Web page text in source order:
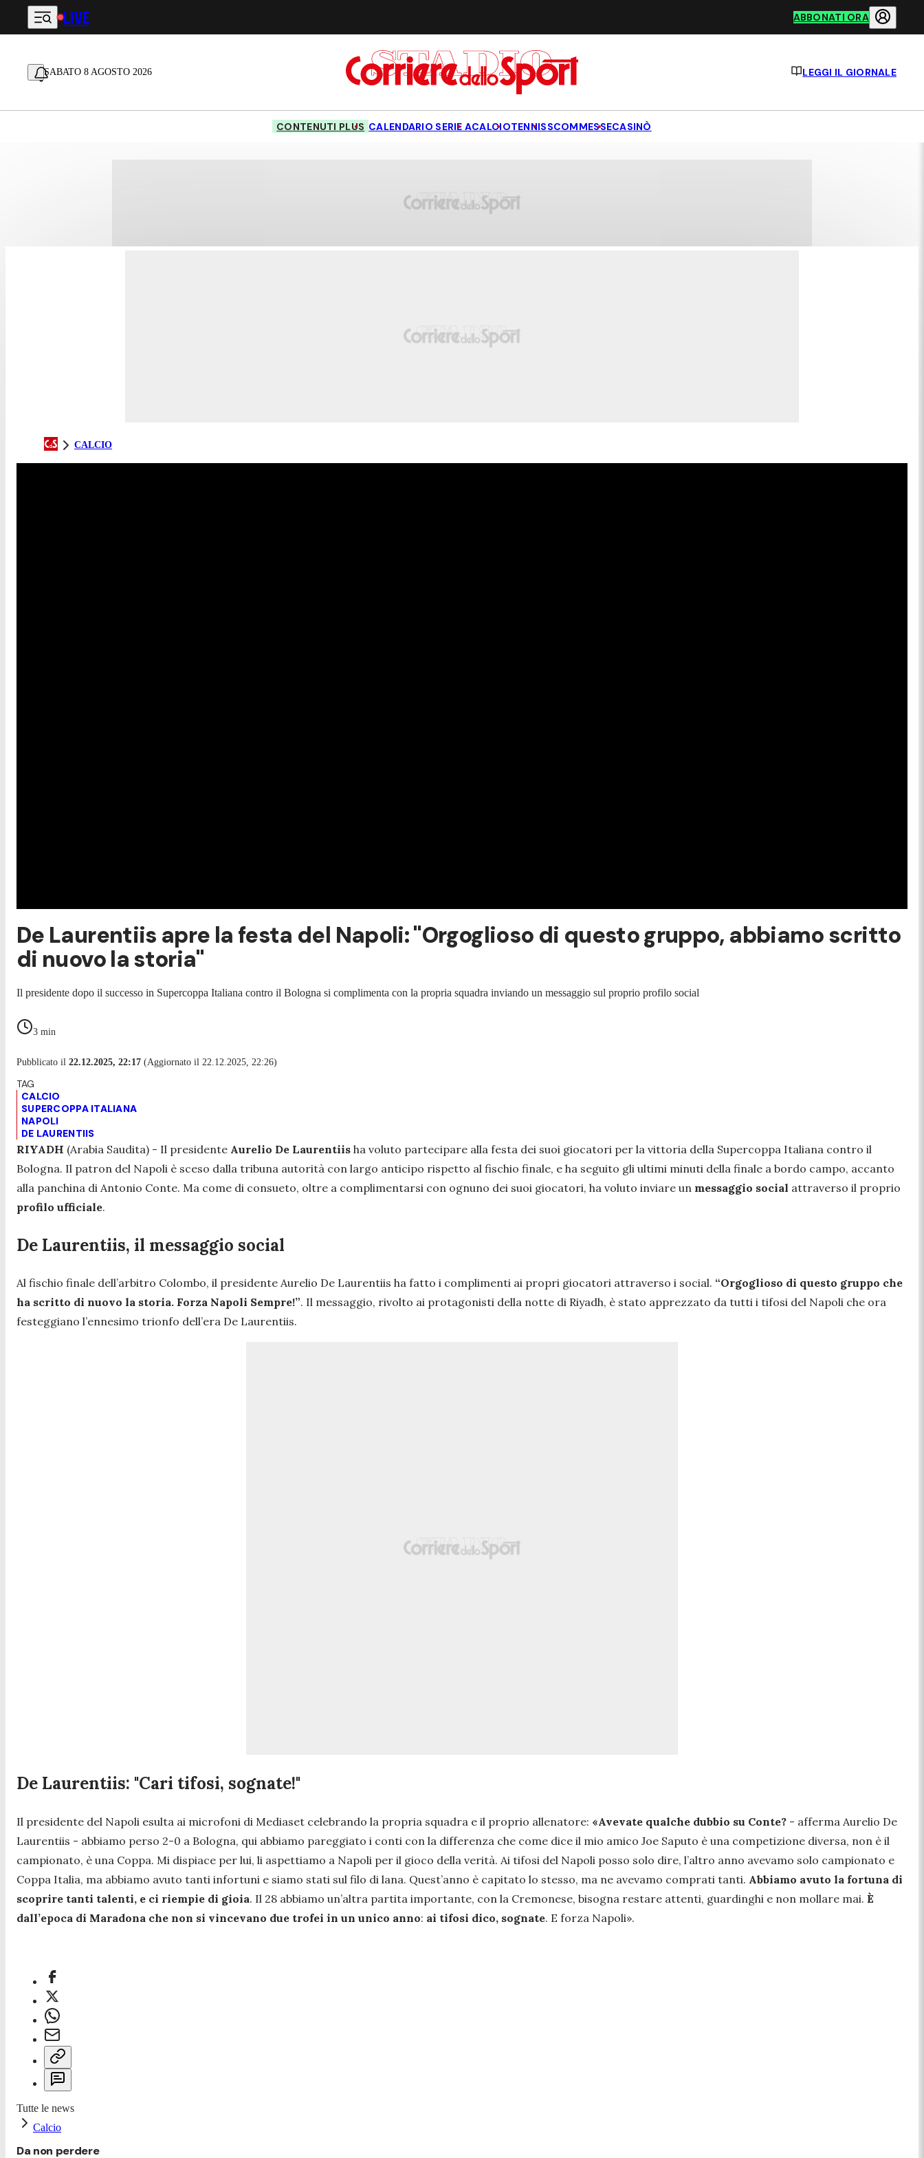
Vai al contenuto principale
LIVE ABBONATI ORA
SABATO 8 AGOSTO 2026 LEGGI IL GIORNALE
CONTENUTI PLUS CALENDARIO SERIE ACALCIOTENNISSCOMMESSECASINÒ
CALCIO
De Laurentiis apre la festa del Napoli: "Orgoglioso di questo gruppo, abbiamo scritto
di nuovo la storia"
Il presidente dopo il successo in Supercoppa Italiana contro il Bologna si complimenta con la propria squadra inviando un messaggio sul proprio profilo social
3 min
Pubblicato il 22.12.2025, 22:17 (Aggiornato il 22.12.2025, 22:26)
CALCIO
SUPERCOPPA ITALIANA
NAPOLI
DE LAURENTIIS
RIYADH (Arabia Saudita) - Il presidente Aurelio De Laurentiis ha voluto partecipare alla festa dei suoi giocatori per la vittoria della Supercoppa Italiana contro il
Bologna. Il patron del Napoli è sceso dalla tribuna autorità con largo anticipo rispetto al fischio finale, e ha seguito gli ultimi minuti della finale a bordo campo, accanto
alla panchina di Antonio Conte. Ma come di consueto, oltre a complimentarsi con ognuno dei suoi giocatori, ha voluto inviare un messaggio social attraverso il proprio
profilo ufficiale.
De Laurentiis, il messaggio social
Al fischio finale dell’arbitro Colombo, il presidente Aurelio De Laurentiis ha fatto i complimenti ai propri giocatori attraverso i social. “Orgoglioso di questo gruppo che
ha scritto di nuovo la storia. Forza Napoli Sempre!”. Il messaggio, rivolto ai protagonisti della notte di Riyadh, è stato apprezzato da tutti i tifosi del Napoli che ora
festeggiano l’ennesimo trionfo dell’era De Laurentiis.
De Laurentiis: "Cari tifosi, sognate!"
Il presidente del Napoli esulta ai microfoni di Mediaset celebrando la propria squadra e il proprio allenatore: «Avevate qualche dubbio su Conte? - afferma Aurelio De
Laurentiis - abbiamo perso 2-0 a Bologna, qui abbiamo pareggiato i conti con la differenza che come dice il mio amico Joe Saputo è una competizione diversa, non è il
campionato, è una Coppa. Mi dispiace per lui, li aspettiamo a Napoli per il gioco della verità. Ai tifosi del Napoli posso solo dire, l’altro anno avevamo solo campionato e
Coppa Italia, ma abbiamo avuto tanti infortuni e siamo stati sul filo di lana. Quest’anno è capitato lo stesso, ma ne avevamo comprati tanti. Abbiamo avuto la fortuna di
scoprire tanti talenti, e ci riempie di gioia. Il 28 abbiamo un’altra partita importante, con la Cremonese, bisogna restare attenti, guardinghi e non mollare mai. È
dall’epoca di Maradona che non si vincevano due trofei in un unico anno: ai tifosi dico, sognate. E forza Napoli».
Tutte le news
Calcio
Da non perdere